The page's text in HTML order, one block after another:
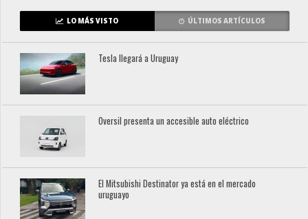
LO MÁS VISTO ÚLTIMOS ARTÍCULOS
Tesla llegará a Uruguay
Oversil presenta un accesible auto eléctrico
El Mitsubishi Destinator ya está en el mercado
uruguayo